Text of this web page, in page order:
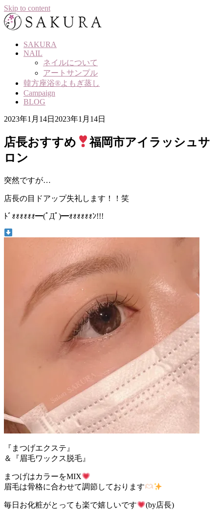
Skip to content
SAKURA
NAIL
ネイルについて
アートサンプル
韓方座浴®よもぎ蒸し
Campaign
BLOG
2023年1月14日 2023年1月14日
店長おすすめ
福岡市アイラッシュサ
ロン
突然ですが…
店長の目ドアップ失礼します！！笑
ﾄﾞｫｫｫｫｫｫ━(ﾟДﾟ)━ｫｫｫｫｫｫﾝ!!!
『まつげエクステ』
＆『眉毛ワックス脱毛』
まつげはカラーをMIX
眉毛は骨格に合わせて調節しております
毎日お化粧がとっても楽で嬉しいです (by店長)